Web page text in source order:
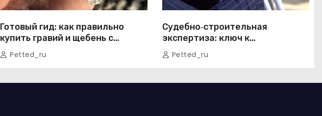
Готовый гид: как правильно
купить гравий и щебень с
доставкой без лишних хлопот
Petted_ru
Судебно‑строительная
экспертиза: ключ к
справедливому разрешению
строительных споров
Petted_ru